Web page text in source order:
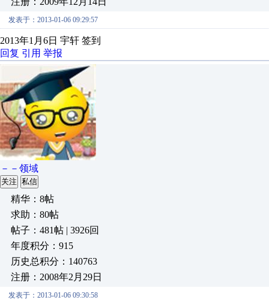
发表于：2013-01-06 09:29:57
2013年1月6日 宇轩 签到
回复 引用 举报
－－领域
关注 私信
精华：8帖
求助：80帖
帖子：481帖 | 3926回
年度积分：915
历史总积分：140763
注册：2008年2月29日
发表于：2013-01-06 09:30:58